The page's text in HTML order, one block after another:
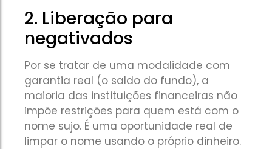
2. Liberação para
negativados
Por se tratar de uma modalidade com
garantia real (o saldo do fundo), a
maioria das instituições financeiras não
impõe restrições para quem está com o
nome sujo. É uma oportunidade real de
limpar o nome usando o próprio dinheiro.